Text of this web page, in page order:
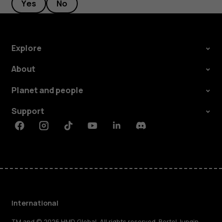
Yes No
Explore
About
Planet and people
Support
FacebookInstagramTiktokYoutubeLinkedinDiscord
International